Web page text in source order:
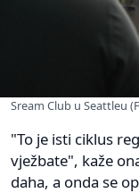
Sream Club u Seattleu
"To je isti ciklus
vježbate", kaže
daha, a onda se